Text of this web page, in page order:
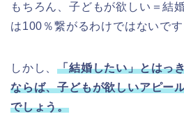
もちろん、子どもが欲しい＝結
は100％繋がるわけではないです
しかし、「結婚したい」とはっ
ならば、子どもが欲しいアピー
でしょう。